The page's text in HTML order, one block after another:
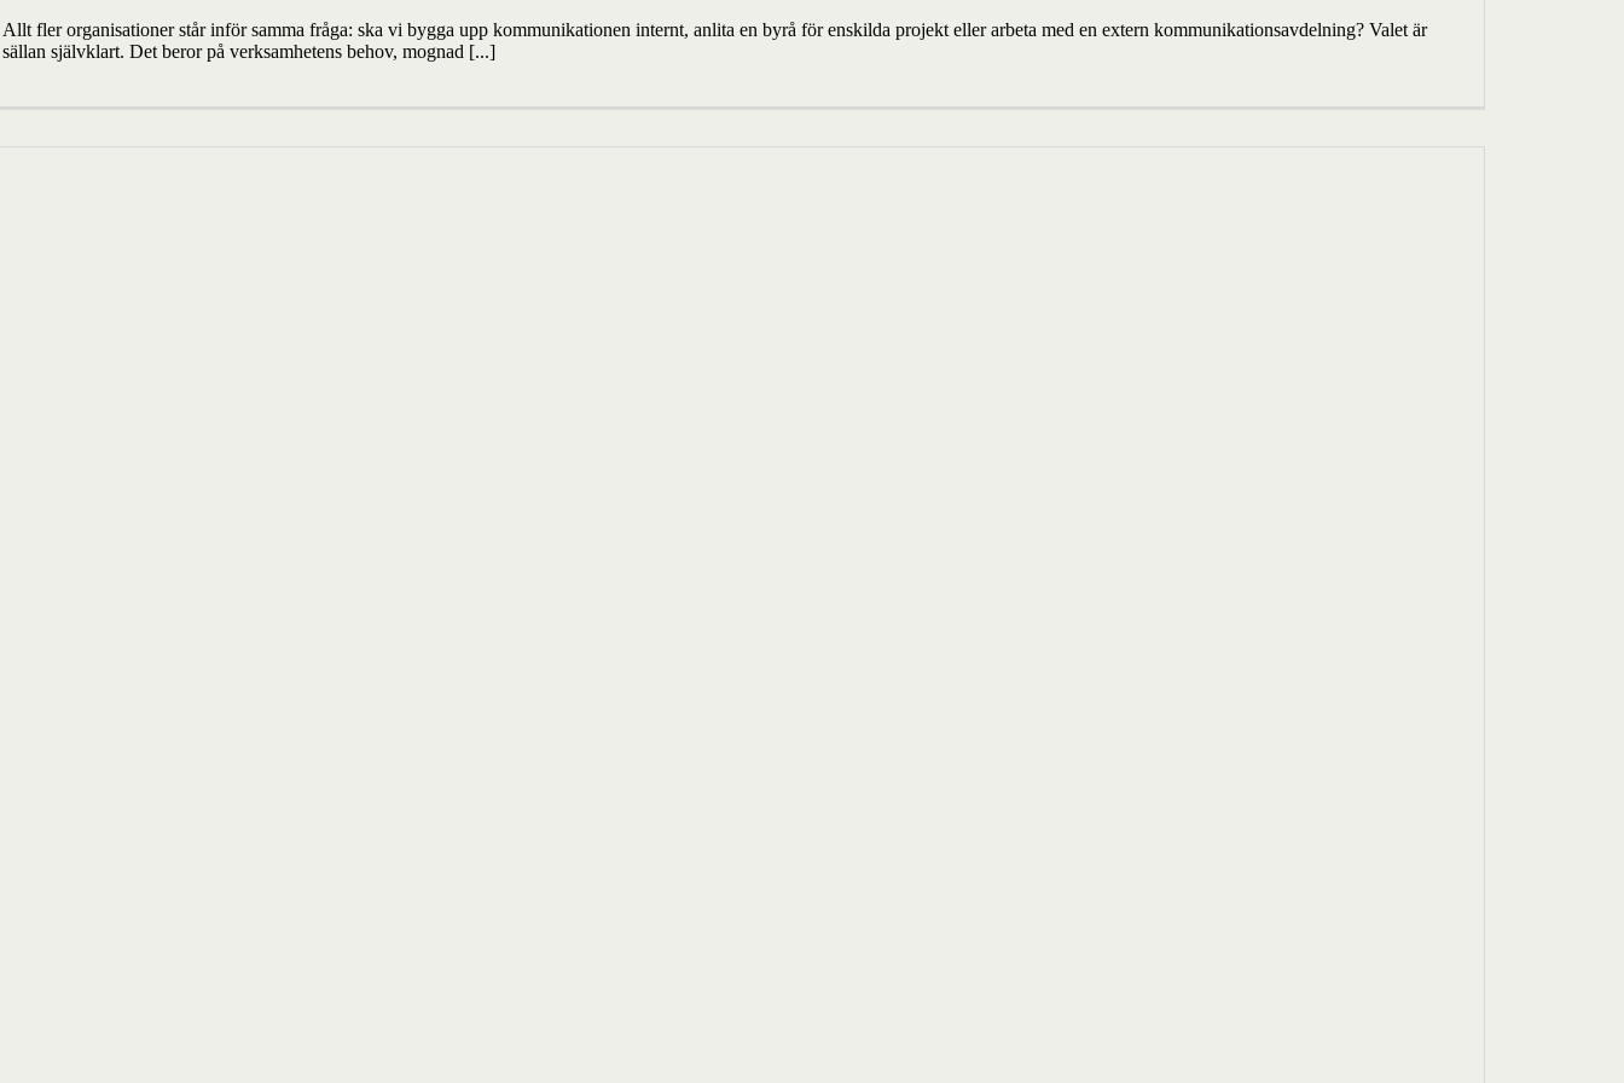
Allt fler organisationer står inför samma fråga: ska vi bygga upp kommunikationen internt, anlita en byrå för enskilda projekt eller arbeta med en extern kommunikationsavdelning? Valet är
sällan självklart. Det beror på verksamhetens behov, mognad [...]